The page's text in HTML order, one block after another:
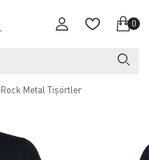
0
Rock Metal Tişörtler